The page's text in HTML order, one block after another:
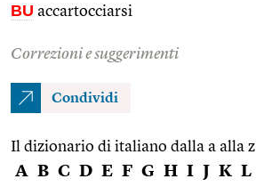
BU accartocciarsi
Correzioni e suggerimenti
Condividi
Il dizionario di italiano dalla a alla z
A B C D E F G H I J K L